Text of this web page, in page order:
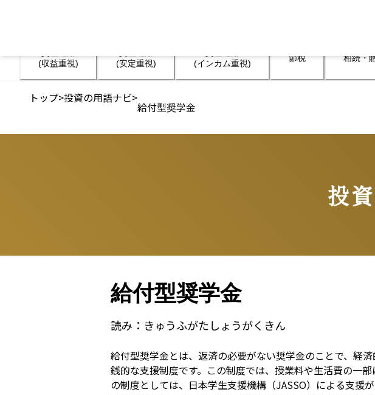
(収益重視)
(安定重視)
(インカム重視)
節税 相続・
トップ>投資の用語ナビ>
給付型奨学金
投
給付型奨学金
読み： きゅうふがたしょうがくきん
給付型奨学金とは、返済の必要がない奨学金のことで、経
銭的な支援制度です。この制度では、授業料や生活費の一
の制度としては、日本学生支援機構（JASSO）による支援